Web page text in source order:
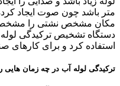
متر باشد چون صوت ایجاد
مکان مشخص نشتی را مشخص
دستگاه تشخیص ترکیدگی لوله
استفاده کرد و برای کارهای
ترکیدگی لوله آب در چه زمان